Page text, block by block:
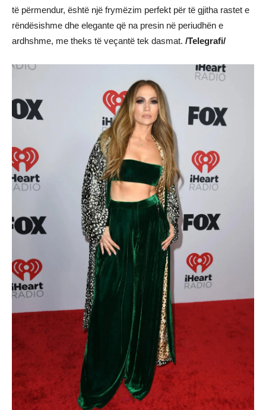
të përmendur, është një frymëzim perfekt për të gjitha rastet e
rëndësishme dhe elegante që na presin në periudhën e
ardhshme, me theks të veçantë tek dasmat. /Telegrafi/